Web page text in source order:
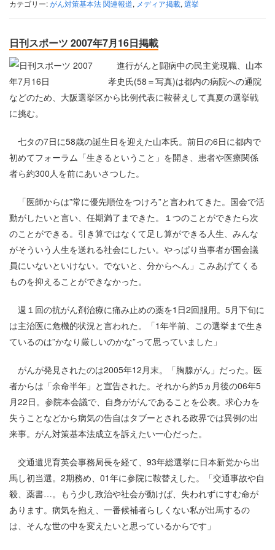
カテゴリー:がん対策基本法 関連報道, メディア掲載, 選挙
日刊スポーツ 2007年7月16日掲載
進行がんと闘病中の民主党現職、山本
孝史氏(58＝写真)は都内の病院への通院
などのため、大阪選挙区から比例代表に鞍替えして真夏の選挙戦
に挑む。
七タの7日に58歳の誕生日を迎えた山本氏。前日の6日に都内で
初めてフォーラム「生きるということ」を開き、患者や医療関係
者ら約300人を前にあいさつした。
「医師からは”常に優先順位をつけろ”と言われてきた。国会で活
動がしたいと言い、任期満了まできた。１つのことができたら次
のことができる。引き算ではなくて足し算ができる人生、みんな
がそういう人生を送れる社会にしたい。やっぱり当事者が国会議
員にいないといけない。でないと、分からへん」こみあげてくる
ものを抑えることができなかった。
週１回の抗がん剤治療に痛み止めの薬を1日2回服用。5月下旬に
は主治医に危機的状況と言われた。「1年半前、この選挙まで生き
ているのは”かなり厳しいのかな”って思っていました」
がんが発見されたのは2005年12月末。「胸腺がん」だった。医
者からは「余命半年」と宣告された。それから約5ヵ月後の06年5
月22日。参院本会議で、自身ががんであることを公表。求心カを
失うことなどから病気の告自はタブーとされる政界では異例の出
来事。がん対策基本法成立を訴えたい一心だった。
交通遺児育英会事務局長を経て、93年総選挙に日本新党から出
馬し初当選。2期務め、01年に参院に鞍替えした。「交通事故や自
殺、薬書…。もう少し政治や社会が動けば、失われずにすむ命が
あります。病気を抱え、一番候補者らしくない私が出馬するの
は、そんな世の中を変えたいと思っているからです」